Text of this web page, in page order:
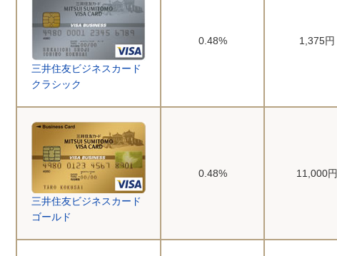
三井住友ビジネスカード
クラシック
0.48% 1,375円
三井住友ビジネスカード
ゴールド
0.48% 11,000円